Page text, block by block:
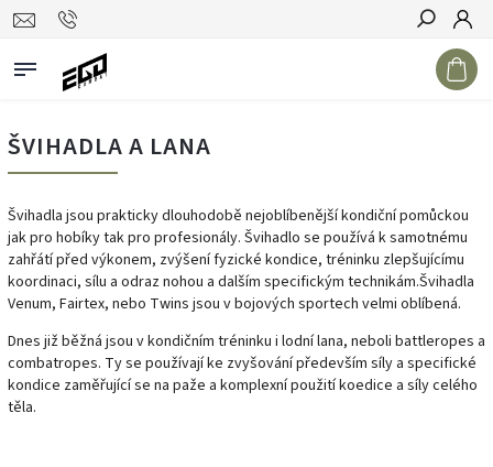
Hledat
ŠVIHADLA A LANA
Švihadla jsou prakticky dlouhodobě nejoblíbenější kondiční pomůckou
jak pro hobíky tak pro profesionály. Švihadlo se používá k samotnému
zahřátí před výkonem, zvýšení fyzické kondice, tréninku zlepšujícímu
koordinaci, sílu a odraz nohou a dalším specifickým technikám.Švihadla
Venum, Fairtex, nebo Twins jsou v bojových sportech velmi oblíbená.
Dnes již běžná jsou v kondičním tréninku i lodní lana, neboli battleropes a
combatropes. Ty se používají ke zvyšování především síly a specifické
kondice zaměřující se na paže a komplexní použití koedice a síly celého
těla.